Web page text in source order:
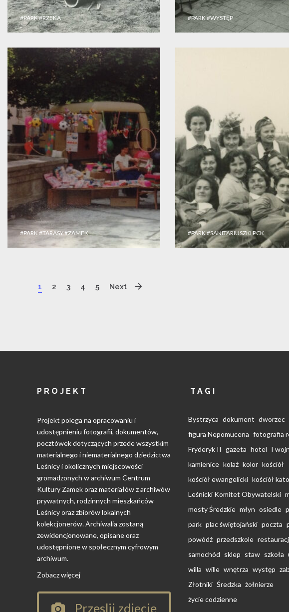
#PARK#RZEKA #PARK#WYSTĘP
#PARK#TARASY#ZAMEK #PARK#SANITARIUSZKI PCK
1 2 3 4 5 Next
PROJEKT
Projekt polega na opracowaniu i
udostępnieniu fotografii, dokumentów,
pocztówek dotyczących przede wszystkim
materialnego i niematerialnego dziedzictwa
Leśnicy i okolicznych miejscowości
gromadzonych w archiwum Centrum
Kultury Zamek oraz materiałów z archiwów
prywatnych, rodzinnych mieszkańców
Leśnicy oraz zbiorów lokalnych
kolekcjonerów. Archiwalia zostaną
zewidencjonowane, opisane oraz
udostępnione w społecznym cyfrowym
archiwum.
Zobacz więcej
Przeslij zdjęcie
TAGI
Bystrzyca dokument dworzec
figura Nepomucena fotografia
Fryderyk II
gazeta hotel I
kamienice kolaż kolor kościół
kościół ewangelicki kościół
Leśnicki Komitet Obywatelski
mosty Średzkie młyn osiedle
park plac świętojański poczta
powódź przedszkole
samochód sklep staw szkoła
willa wille wnętrza występ
Złotniki Średzka żołnierze
życie codzienne